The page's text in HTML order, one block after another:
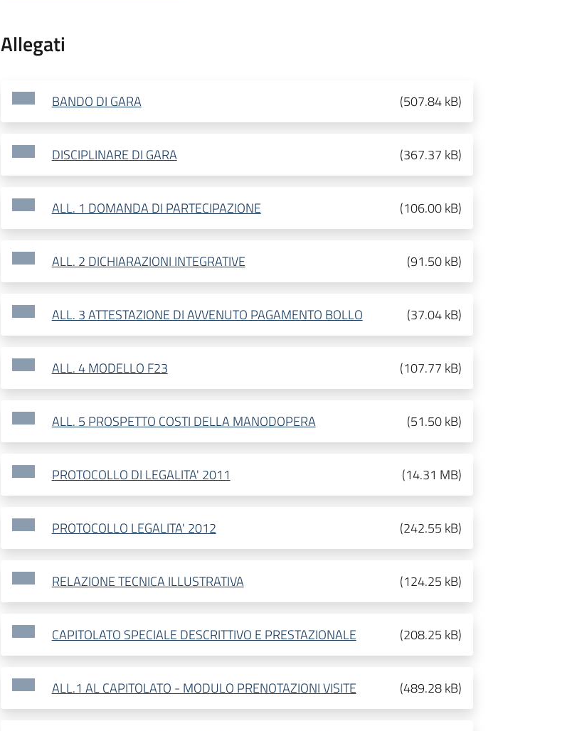
Allegati
BANDO DI GARA (507.84 kB)
DISCIPLINARE DI GARA (367.37 kB)
ALL. 1 DOMANDA DI PARTECIPAZIONE (106.00 kB)
ALL. 2 DICHIARAZIONI INTEGRATIVE (91.50 kB)
ALL. 3 ATTESTAZIONE DI AVVENUTO PAGAMENTO BOLLO (37.04 kB)
ALL. 4 MODELLO F23 (107.77 kB)
ALL. 5 PROSPETTO COSTI DELLA MANODOPERA (51.50 kB)
PROTOCOLLO DI LEGALITA' 2011 (14.31 MB)
PROTOCOLLO LEGALITA' 2012 (242.55 kB)
RELAZIONE TECNICA ILLUSTRATIVA (124.25 kB)
CAPITOLATO SPECIALE DESCRITTIVO E PRESTAZIONALE (208.25 kB)
ALL.1 AL CAPITOLATO - MODULO PRENOTAZIONI VISITE (489.28 kB)